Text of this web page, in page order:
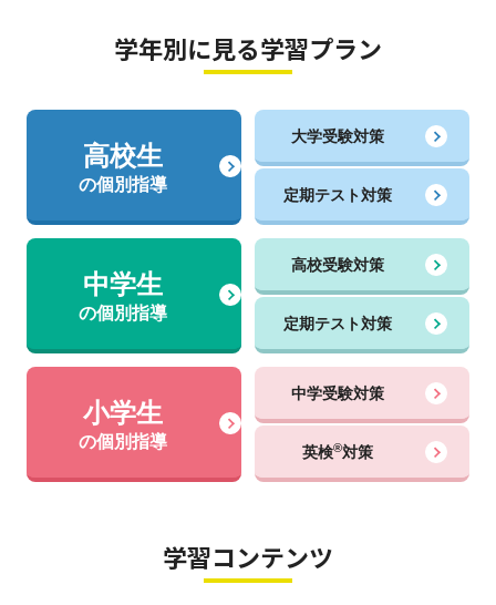
学年別に見る学習プラン
高校生
の個別指導
大学受験対策
定期テスト対策
中学生
の個別指導
高校受験対策
定期テスト対策
小学生
の個別指導
中学受験対策
英検®対策
学習コンテンツ